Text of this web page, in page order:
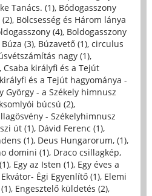
Tanács. (1), Bódogasszony
, Bölcsesség és Három lánya
(4), Boldogasszony
Búza (3), Búzavető (1), circulus
nagy (1),
Csaba királyfi és a Tejút
és a Tejút hagyománya -
György - a Székely himnusz
búcsú (2),
- Székelyhimnusz
út (1), Dávid Ferenc (1),
(1), Deus Hungarorum, (1),
domini (1), Draco csillagkép,
, Egy az Isten (1), Egy éves a
Ekvátor- Égi Egyenlítő (1), Elemi
, Engesztelő küldetés (2),